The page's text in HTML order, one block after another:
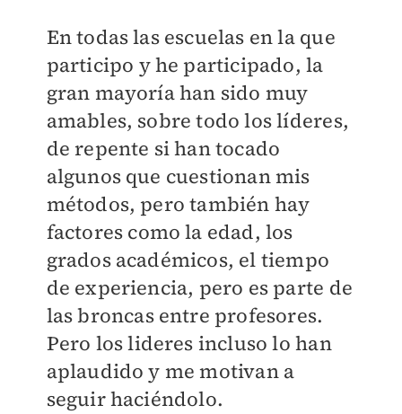
En todas las escuelas en la que
participo y he participado, la
gran mayoría han sido muy
amables, sobre todo los líderes,
de repente si han tocado
algunos que cuestionan mis
métodos, pero también hay
factores como la edad, los
grados académicos, el tiempo
de experiencia, pero es parte de
las broncas entre profesores.
Pero los lideres incluso lo han
aplaudido y me motivan a
seguir haciéndolo.